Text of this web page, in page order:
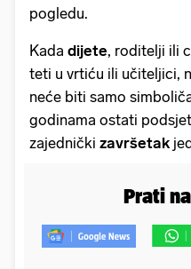
pogledu.
Kada dijete, roditelji ili
teti u vrtiću ili učiteljici,
neće biti samo
godinama ostati
zajednički završetak
Prati